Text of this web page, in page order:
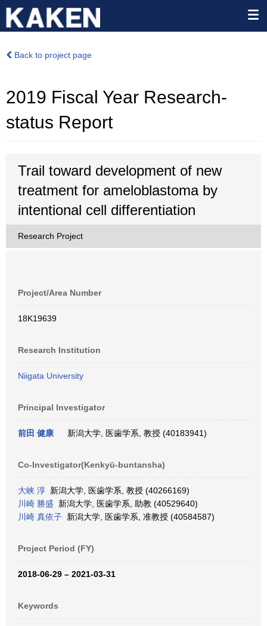
Back to project page
2019 Fiscal Year Research-
status Report
Trail toward development of new
treatment for ameloblastoma by
intentional cell differentiation
Research Project
Project/Area Number
18K19639
Research Institution
Niigata University
Principal Investigator
前田 健康 新潟大学, 医歯学系, 教授 (40183941)
Co-Investigator(Kenkyū-buntansha)
大峡 淳 新潟大学, 医歯学系, 教授 (40266169)
川崎 勝盛 新潟大学, 医歯学系, 助教 (40529640)
川崎 真依子 新潟大学, 医歯学系, 准教授 (40584587)
Project Period (FY)
2018-06-29 – 2021-03-31
Keywords